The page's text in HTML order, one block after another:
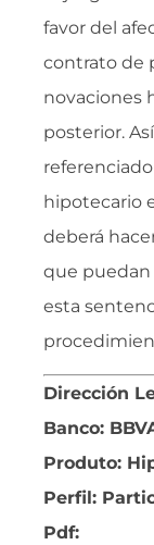
favor del
contrato de
novaciones
posterior.
hipotecario
deberá
que
esta
Dirección
Banco:
Produto:
Perfil:
Pdf: